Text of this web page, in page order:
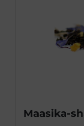
Maasika-